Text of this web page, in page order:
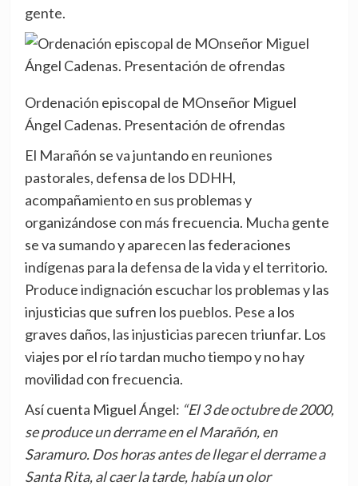
gente.
Ordenación episcopal de MOnseñor Miguel
Ángel Cadenas. Presentación de ofrendas
El Marañón se va juntando en reuniones
pastorales, defensa de los DDHH,
acompañamiento en sus problemas y
organizándose con más frecuencia. Mucha gente
se va sumando y aparecen las federaciones
indígenas para la defensa de la vida y el territorio.
Produce indignación escuchar los problemas y las
injusticias que sufren los pueblos. Pese a los
graves daños, las injusticias parecen triunfar. Los
viajes por el río tardan mucho tiempo y no hay
movilidad con frecuencia.
Así cuenta Miguel Ángel: “El 3 de octubre de 2000,
se produce un derrame en el Marañón, en
Saramuro. Dos horas antes de llegar el derrame a
Santa Rita, al caer la tarde, había un olor